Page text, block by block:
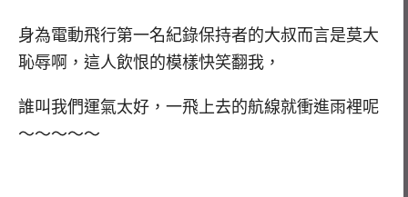
身為電動飛行第一名紀錄保持者的大叔而言是莫大
恥辱啊，這人飲恨的模樣快笑翻我，
誰叫我們運氣太好，一飛上去的航線就衝進雨裡呢
～～～～～